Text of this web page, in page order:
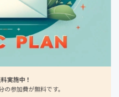
実施中！
参加費が無料です。